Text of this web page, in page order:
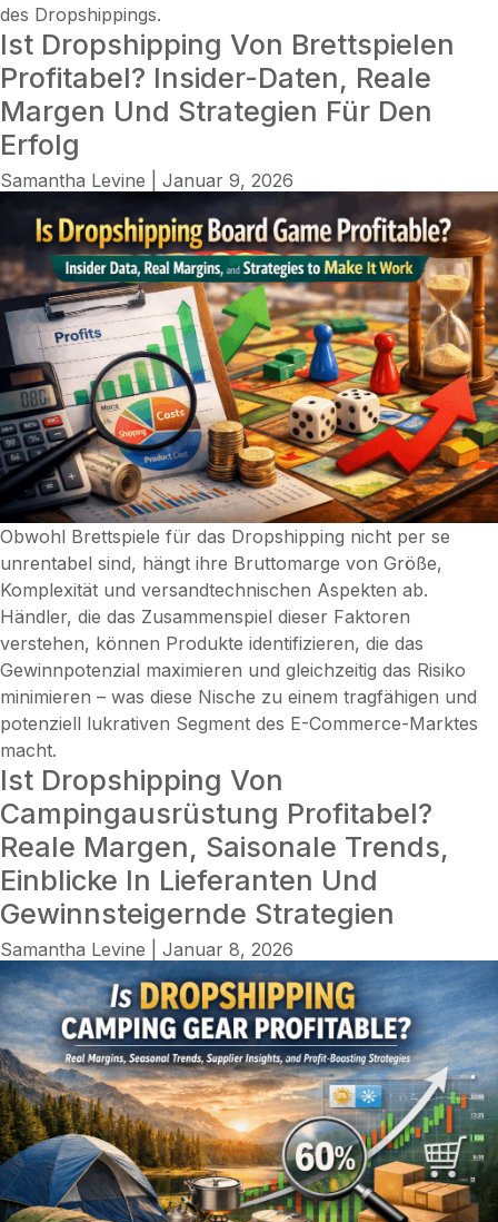
des Dropshippings.
Ist Dropshipping Von Brettspielen
Profitabel? Insider-Daten, Reale
Margen Und Strategien Für Den
Erfolg
Samantha Levine Januar 9, 2026
Obwohl Brettspiele für das Dropshipping nicht per se
unrentabel sind, hängt ihre Bruttomarge von Größe,
Komplexität und versandtechnischen Aspekten ab.
Händler, die das Zusammenspiel dieser Faktoren
verstehen, können Produkte identifizieren, die das
Gewinnpotenzial maximieren und gleichzeitig das Risiko
minimieren – was diese Nische zu einem tragfähigen und
potenziell lukrativen Segment des E-Commerce-Marktes
macht.
Ist Dropshipping Von
Campingausrüstung Profitabel?
Reale Margen, Saisonale Trends,
Einblicke In Lieferanten Und
Gewinnsteigernde Strategien
Samantha Levine Januar 8, 2026